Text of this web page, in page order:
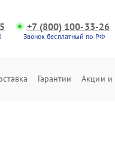
+7 (800) 100-33-26
Звонок бесплатный по РФ
Гарантии Акции и